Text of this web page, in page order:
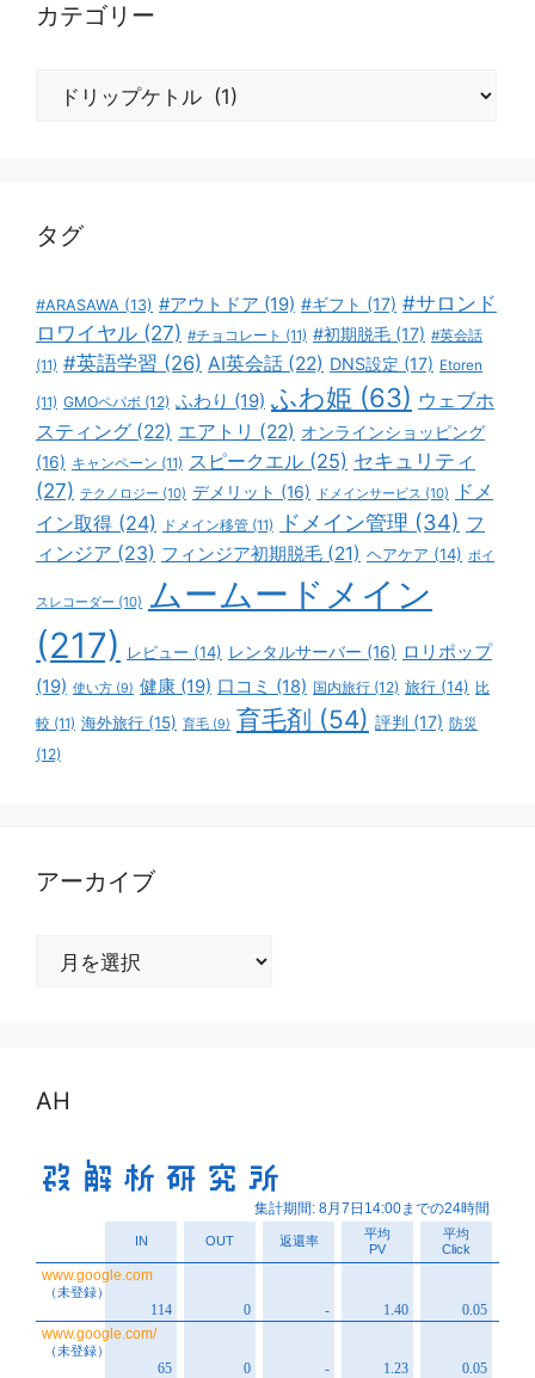
カテゴリー
タグ
#ARASAWA (13) #アウトドア (19) #ギフト (17) #サロンド
ロワイヤル (27) #チョコレート (11) #初期脱毛 (17) #英会話
(11) #英語学習 (26) AI英会話 (22) DNS設定 (17) Etoren
(11) GMOペパボ (12) ふわり (19) ふわ姫 (63) ウェブホ
スティング (22) エアトリ (22) オンラインショッピング
(16) キャンペーン (11) スピークエル (25) セキュリティ
(27) テクノロジー (10) デメリット (16) ドメインサービス (10)
ドメ
イン取得 (24) ドメイン移管 (11) ドメイン管理 (34) フ
ィンジア (23) フィンジア初期脱毛 (21) ヘアケア (14) ボイ
スレコーダー (10) ムームードメイン
(217)
レビュー (14) レンタルサーバー (16) ロリポップ
(19) 使い方 (9) 健康 (19) 口コミ (18) 国内旅行 (12) 旅行 (14) 比
較 (11) 海外旅行 (15) 育毛 (9) 育毛剤 (54) 評判 (17) 防災
(12)
アーカイブ
AH